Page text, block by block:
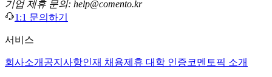
기업 제휴 문의: help@comento.kr
1:1 문의하기
서비스
회사소개 공지사항인재 채용제휴 대학 인증코멘토픽 소개